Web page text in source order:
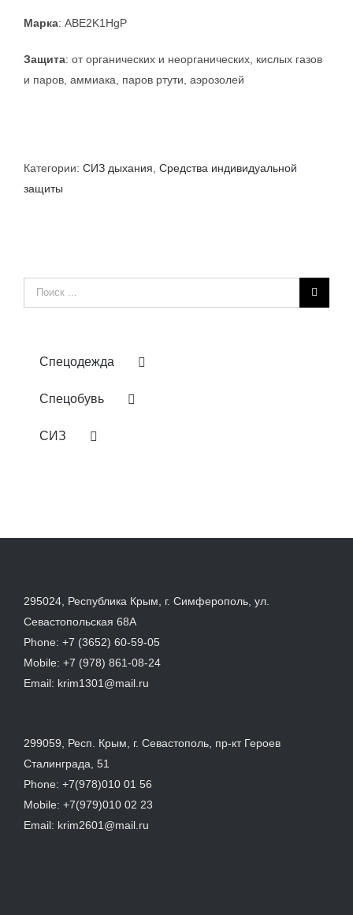
Марка: ABE2K1HgP
Защита: от органических и неорганических, кислых газов
и паров, аммиака, паров ртути, аэрозолей
Категории: СИЗ дыхания Средства индивидуальной
защиты
Результат
поиска:
Спецодежда
Спецобувь
СИЗ
295024, Республика Крым, г. Симферополь, ул.
Севастопольская 68А
Phone: +7 (3652) 60-59-05
Mobile: +7 (978) 861-08-24
Email: krim1301@mail.ru
299059, Респ. Крым, г. Севастополь, пр-кт Героев
Сталинграда, 51
Phone: +7(978)010 01 56
Mobile: +7(979)010 02 23
Email: krim2601@mail.ru